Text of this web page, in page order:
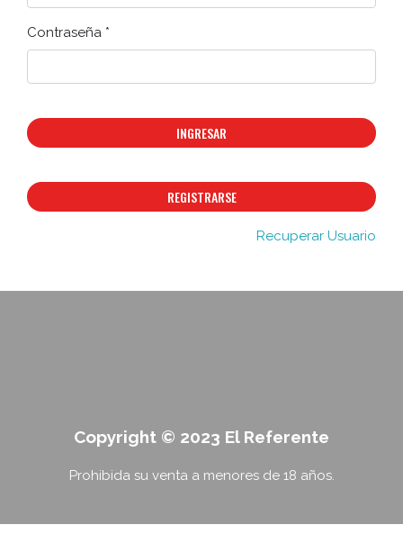
Contraseña *
INGRESAR
REGISTRARSE
Recuperar Usuario
Copyright © 2023 El Referente
Prohibida su venta a menores de 18 años.